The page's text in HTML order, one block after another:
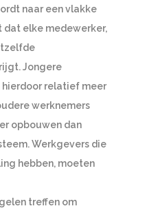
naar een vlakke
dat elke medewerker,
Jongere
relatief meer
werknemers
opbouwen dan
Werkgevers die
hebben, moeten
treffen om